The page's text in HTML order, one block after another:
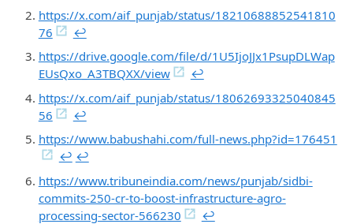
https://x.com/aif_punjab/status/18210688852541810
76
↩︎
https://drive.google.com/file/d/1U5IjoJJx1PsupDLWap
EUsQxo_A3TBQXX/view
↩︎
https://x.com/aif_punjab/status/18062693325040845
56
↩︎
https://www.babushahi.com/full-news.php?id=176451
↩︎ ↩︎
https://www.tribuneindia.com/news/punjab/sidbi-
commits-250-cr-to-boost-infrastructure-agro-
processing-sector-566230
↩︎